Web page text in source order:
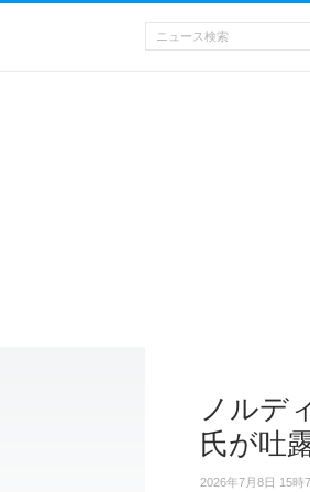
ノルデ
氏が吐
2026年7月8日 15時